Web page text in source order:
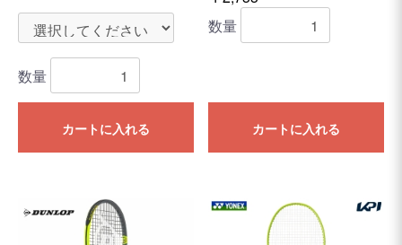
数量
カートに入れる
数量
カートに入れる